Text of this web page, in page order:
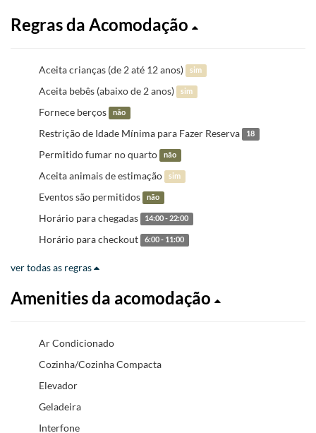
Regras da Acomodação
Aceita crianças (de 2 até 12 anos) sim
Aceita bebês (abaixo de 2 anos) sim
Fornece berços não
Restrição de Idade Mínima para Fazer Reserva 18
Permitido fumar no quarto não
Aceita animais de estimação sim
Eventos são permitidos não
Horário para chegadas 14:00 - 22:00
Horário para checkout 6:00 - 11:00
ver todas as regras
Amenities da acomodação
Ar Condicionado
Cozinha/Cozinha Compacta
Elevador
Geladeira
Interfone